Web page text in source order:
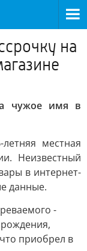
на
чужое имя в
местная
Неизвестный
в интернет-
данные.
-
приобрел в